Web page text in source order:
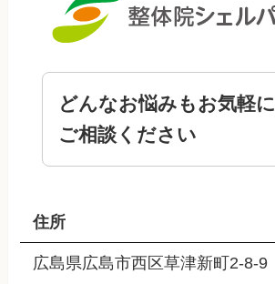
どんなお悩みもお気軽に
ご相談ください
住所
広島県広島市西区草津新町2-8-9